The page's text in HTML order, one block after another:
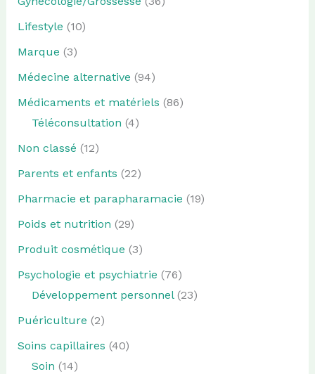
Lifestyle (10)
Marque (3)
Médecine alternative (94)
Médicaments et matériels (86)
Téléconsultation (4)
Non classé (12)
Parents et enfants (22)
Pharmacie et parapharamacie (19)
Poids et nutrition (29)
Produit cosmétique (3)
Psychologie et psychiatrie (76)
Développement personnel(23)
Puériculture (2)
Soins capillaires (40)
Soin (14)